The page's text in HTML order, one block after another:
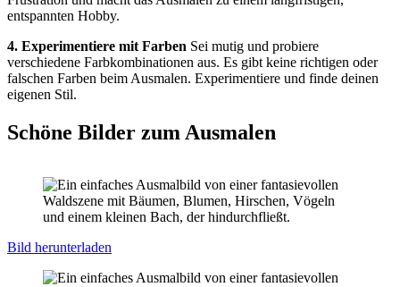
entspannten Hobby.
4. Experimentiere mit Farben Sei mutig und probiere
verschiedene Farbkombinationen aus. Es gibt keine richtigen oder
falschen Farben beim Ausmalen. Experimentiere und finde deinen
eigenen Stil.
Schöne Bilder zum Ausmalen
Bild herunterladen